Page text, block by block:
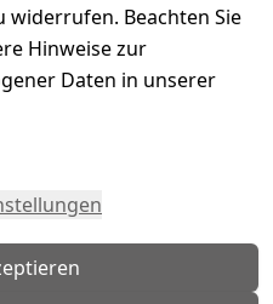
für diesen
Beachten Sie
Hinweise zur
Daten in unserer